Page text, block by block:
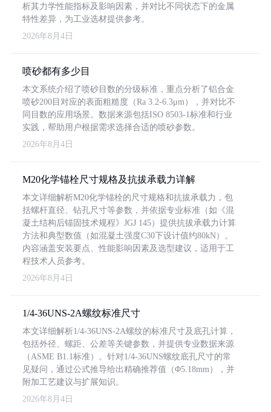
析其力学性能指标及影响因素，并对比不同状态下的金属
特性差异，为工业选材提供参考。
2026年8月4日
喷砂都有多少目
本文系统介绍了喷砂目数的分级标准，重点分析了铝合金
喷砂200目对应的表面粗糙度（Ra 3.2-6.3μm），并对比不
同目数的应用场景。数据来源包括ISO 8503-1标准和行业
实践，帮助用户根据需求选择合适的喷砂参数。
2026年8月4日
M20化学锚栓尺寸规格及抗拔承载力详解
本文详细解析M20化学锚栓的尺寸规格和抗拔承载力，包
括螺杆直径、钻孔尺寸等参数，并依据专业标准（如《混
凝土结构后锚固技术规程》JGJ 145）提供抗拔承载力计算
方法和典型数值（如混凝土强度C30下设计值约80kN）。
内容涵盖安装要点、性能影响因素及选型建议，适用于工
程技术人员参考。
2026年8月4日
1/4-36UNS-2A螺纹标准尺寸
本文详细解析1/4-36UNS-2A螺纹的标准尺寸及底孔计算，
包括外径、螺距、公差等关键参数，并提供专业数据来源
（ASME B1.1标准）。针对1/4-36UNS螺纹底孔尺寸的常
见疑问，通过公式推导给出精确推荐值（Φ5.18mm），并
附加工艺建议与扩展知识。
2026年8月4日